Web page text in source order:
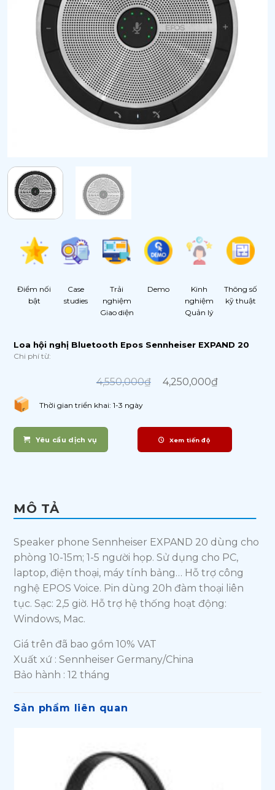
Điểm nối
bật
Case
studies
Trải
nghiệm
Giao diện
Demo
Kinh
nghiệm
Quản lý
Thông số
kỹ thuật
Loa hội nghị Bluetooth Epos Sennheiser EXPAND 20
Chi phí từ:
4,550,000₫
was:
4,250,000₫is:
Thời gian triển khai: 1-3 ngày
Yêu cầu dịch vụ Xem tiến độ
MÔ TẢ
Speaker phone Sennheiser EXPAND 20 dùng cho
phòng 10-15m; 1-5 người họp. Sử dụng cho PC,
laptop, điện thoại, máy tính bảng… Hỗ trợ công
nghệ EPOS Voice. Pin dùng 20h đàm thoại liên
tục. Sạc: 2,5 giờ. Hỗ trợ hệ thống hoạt động:
Windows, Mac.
Giá trên đã bao gồm 10% VAT
Xuất xứ : Sennheiser Germany/China
Bảo hành : 12 tháng
Sản phẩm liên quan